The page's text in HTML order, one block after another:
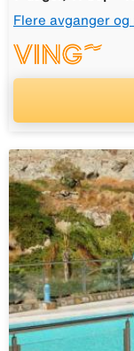
Flere avganger og